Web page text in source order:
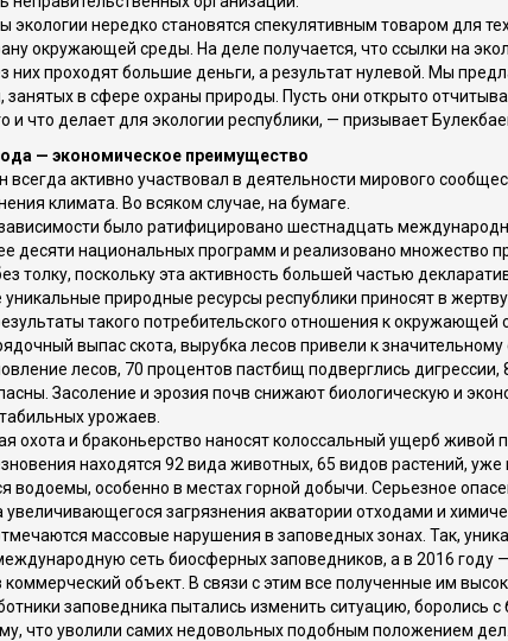
нередко становятся спекулятивным товаром для
окружающей среды. На деле получается, что ссылки на
них проходят большие деньги, а результат нулевой. Мы
занятых в сфере охраны природы. Пусть они открыто
и что делает для экологии республики, — призывает
— экономическое преимущество
всегда активно участвовал в деятельности мирового
климата. Во всяком случае, на бумаге.
было ратифицировано шестнадцать
десяти национальных программ и реализовано множество
толку, поскольку эта активность большей частью
природные ресурсы республики приносят в
такого потребительского отношения к окружающей
выпас скота, вырубка лесов привели к
лесов, 70 процентов пастбищ подверглись дигрессии,
Засоление и эрозия почв снижают биологическую и
урожаев.
охота и браконьерство наносят колоссальный ущерб живой
находятся 92 вида животных, 65 видов растений,
водоемы, особенно в местах горной добычи. Серьезное
увеличивающегося загрязнения акватории отходами и
массовые нарушения в заповедных зонах. Так,
сеть биосферных заповедников, а в 2016
объект. В связи с этим все полученные им
заповедника пытались изменить ситуацию, боролись
что уволили самих недовольных подобным положением дел.